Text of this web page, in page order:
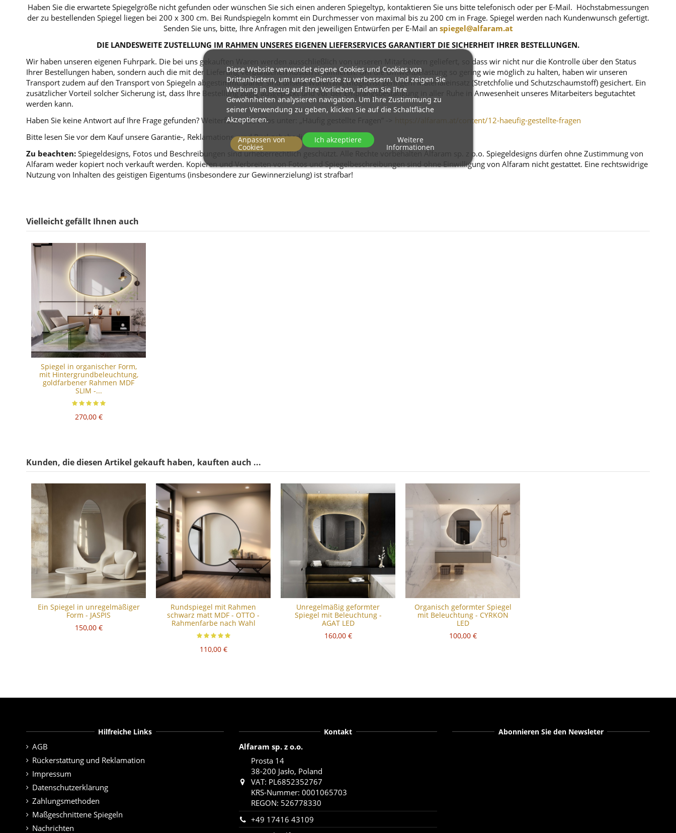
Haben Sie die erwartete Spiegelgröße nicht gefunden oder wünschen Sie sich einen anderen Spiegeltyp, kontaktieren Sie uns bitte telefonisch oder per E-Mail. Höchstabmessungen
der zu bestellenden Spiegel liegen bei 200 x 300 cm. Bei Rundspiegeln kommt ein Durchmesser von maximal bis zu 200 cm in Frage. Spiegel werden nach Kundenwunsch gefertigt.
Senden Sie uns, bitte, Ihre Anfragen mit den jeweiligen Entwürfen per E-Mail an spiegel@alfaram.at
DIE LANDESWEITE ZUSTELLUNG IM RAHMEN UNSERES EIGENEN LIEFERSERVICES GARANTIERT DIE SICHERHEIT IHRER BESTELLUNGEN.
Wir haben unseren eigenen Fuhrpark. Die bei uns gekauften Waren werden ausschließlich von unseren Mitarbeitern geliefert, so dass wir nicht nur die Kontrolle über den Status
Ihrer Bestellungen haben, sondern auch die mit der Lieferung verbundenen Kosten minimieren. Um die Umweltbelastung so gering wie möglich zu halten, haben wir unseren
Transport zudem auf den Transport von Spiegeln abgestimmt. Daher sind unsere Waren mit möglichst geringem Materialeinsatz (Stretchfolie und Schutzschaumstoff) gesichert. Ein
zusätzlicher Vorteil solcher Sicherung ist, dass Ihre Bestellung zügig ausgepackt und vor der Empfangsbestätigung in aller Ruhe in Anwesenheit unseres Mitarbeiters begutachtet
werden kann.
Haben Sie keine Antwort auf Ihre Frage gefunden? Weiterführende Infos unter: „Häufig gestellte Fragen” ->
https://alfaram.at/content/12-haeufig-gestellte-fragen
Bitte lesen Sie vor dem Kauf unsere Garantie-, Reklamations- und Rückgabebedingungen.
Zu beachten: Spiegeldesigns, Fotos und Beschreibungen sind urheberrechtlich geschützt. Alle Rechte vorbehalten Alfaram sp. z o.o. Spiegeldesigns dürfen ohne Zustimmung von
Alfaram weder kopiert noch verkauft werden. Kopieren und Verbreiten von Fotos und Spiegelbeschreibungen sind ohne Einwilligung von Alfaram nicht gestattet. Eine rechtswidrige
Nutzung von Inhalten des geistigen Eigentums (insbesondere zur Gewinnerzielung) ist strafbar!
Vielleicht gefällt Ihnen auch
Spiegel in organischer Form,
mit Hintergrundbeleuchtung,
goldfarbener Rahmen MDF
SLIM -...
270,00 €
Kunden, die diesen Artikel gekauft haben, kauften auch ...
Ein Spiegel in unregelmäßiger
Form - JASPIS
150,00 €
Rundspiegel mit Rahmen
schwarz matt MDF - OTTO -
Rahmenfarbe nach Wahl
110,00 €
Unregelmäßig geformter
Spiegel mit Beleuchtung -
AGAT LED
160,00 €
Organisch geformter Spiegel
mit Beleuchtung - CYRKON
LED
100,00 €
Hilfreiche Links
AGB
Rückerstattung und Reklamation
Impressum
Datenschutzerklärung
Zahlungsmethoden
Maßgeschnittene Spiegeln
Nachrichten
Kontakt
Alfaram sp. z o.o.
Prosta 14
38-200 Jasło, Poland
VAT: PL6852352767
KRS-Nummer: 0001065703
REGON: 526778330
+49 17416 43109
Diese Website verwendet eigene Cookies und Cookies von
Drittanbietern, um unsereDienste zu verbessern. Und zeigen Sie
Werbung in Bezug auf Ihre Vorlieben, indem Sie Ihre
Gewohnheiten analysieren navigation. Um Ihre Zustimmung zu
seiner Verwendung zu geben, klicken Sie auf die Schaltfläche
Akzeptieren.
Weitere
Informationen
Anpassen von
Cookies
Ich akzeptiere
Abonnieren Sie den Newsleter